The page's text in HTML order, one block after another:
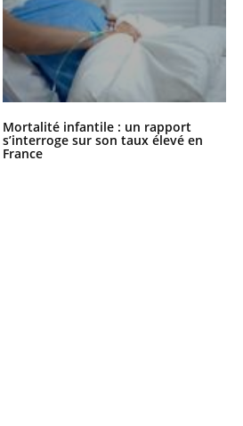
Mortalité infantile : un rapport
s’interroge sur son taux élevé en
France